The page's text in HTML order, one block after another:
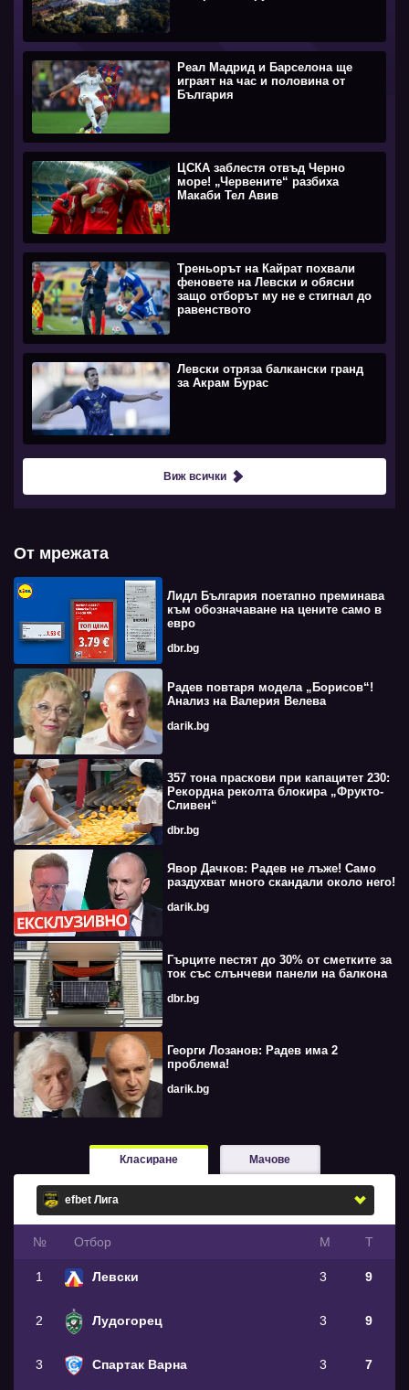
Реал Мадрид и Барселона ще
играят на час и половина от
България
ЦСКА заблестя отвъд Черно
море! „Червените“ разбиха
Макаби Тел Авив
Треньорът на Кайрат похвали
феновете на Левски и обясни
защо отборът му не е стигнал до
равенството
Левски отряза балкански гранд
за Акрам Бурас
Виж всички
От мрежата
Лидл България поетапно преминава
към обозначаване на цените само в
евро
dbr.bg
Радев повтаря модела „Борисов“!
Анализ на Валерия Велева
darik.bg
357 тона праскови при капацитет 230:
Рекордна реколта блокира „Фрукто-
Сливен“
dbr.bg
Явор Дачков: Радев не лъже! Само
раздухват много скандали около него!
darik.bg
Гърците пестят до 30% от сметките за
ток със слънчеви панели на балкона
dbr.bg
Георги Лозанов: Радев има 2
проблема!
darik.bg
Класиране Мачове
№ Oтбор М Т
1 Левски 3 9
2 Лудогорец 3 9
3 Спартак Варна 3 7